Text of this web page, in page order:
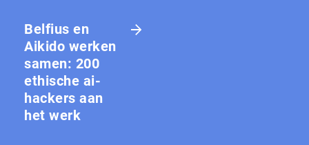
Belfius en
Aikido werken
samen: 200
ethische ai-
hackers aan
het werk